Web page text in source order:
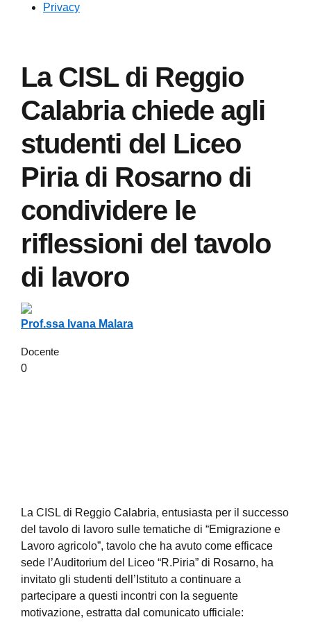
Privacy
La CISL di Reggio
Calabria chiede agli
studenti del Liceo
Piria di Rosarno di
condividere le
riflessioni del tavolo
di lavoro
Prof.ssa Ivana Malara
Docente
0
La CISL di Reggio Calabria, entusiasta per il successo
del tavolo di lavoro sulle tematiche di “Emigrazione e
Lavoro agricolo”, tavolo che ha avuto come efficace
sede l’Auditorium del Liceo “R.Piria” di Rosarno, ha
invitato gli studenti dell’Istituto a continuare a
partecipare a questi incontri con la seguente
motivazione, estratta dal comunicato ufficiale: